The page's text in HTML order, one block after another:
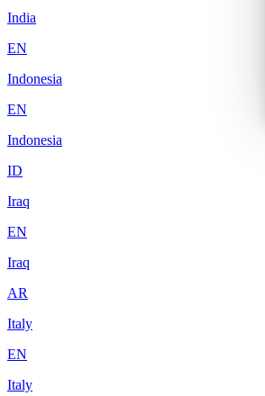
India
EN
Indonesia
EN
Indonesia
ID
Iraq
EN
Iraq
AR
Italy
EN
Italy